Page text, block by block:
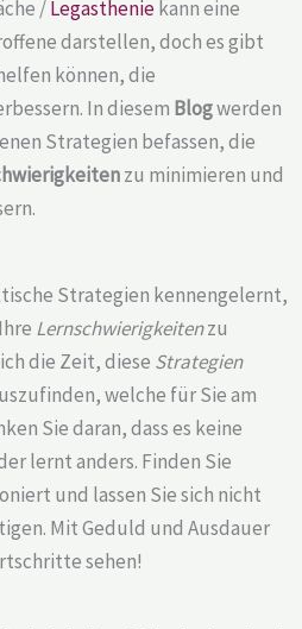
/Legastheniekann eine
darstellen, doch es gibt
können, die
In diesem Blogwerden
Strategien befassen, die
zu minimieren und
Strategien kennengelernt,
Lernschwierigkeitenzu
die Zeit, diese Strategien
welche für Sie am
Sie daran, dass es keine
lernt anders. Finden Sie
und lassen Sie sich nicht
Mit Geduld und Ausdauer
sehen!